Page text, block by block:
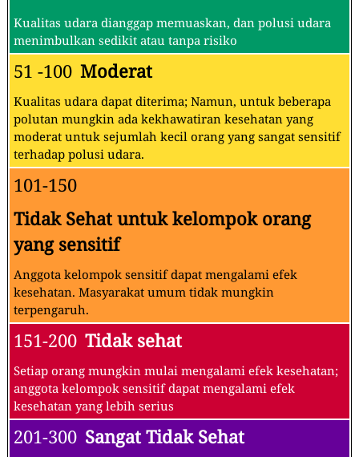
Kualitas udara dianggap memuaskan, dan polusi udara
menimbulkan sedikit atau tanpa risiko
51 -100 Moderat
Kualitas udara dapat diterima; Namun, untuk beberapa
polutan mungkin ada kekhawatiran kesehatan yang
moderat untuk sejumlah kecil orang yang sangat sensitif
terhadap polusi udara.
101-150
Tidak Sehat untuk kelompok orang
yang sensitif
Anggota kelompok sensitif dapat mengalami efek
kesehatan. Masyarakat umum tidak mungkin
terpengaruh.
151-200 Tidak sehat
Setiap orang mungkin mulai mengalami efek kesehatan;
anggota kelompok sensitif dapat mengalami efek
kesehatan yang lebih serius
201-300 Sangat Tidak Sehat